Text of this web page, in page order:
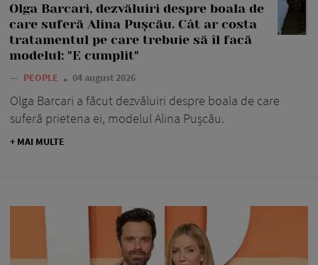
Olga Barcari, dezvăluiri despre boala de
care suferă Alina Pușcău. Cât ar costa
tratamentul pe care trebuie să îl facă
modelul: "E cumplit"
— PEOPLE 04 august 2026
Olga Barcari a făcut dezvăluiri despre boala de care
suferă prietena ei, modelul Alina Pușcău.
+ MAI MULTE